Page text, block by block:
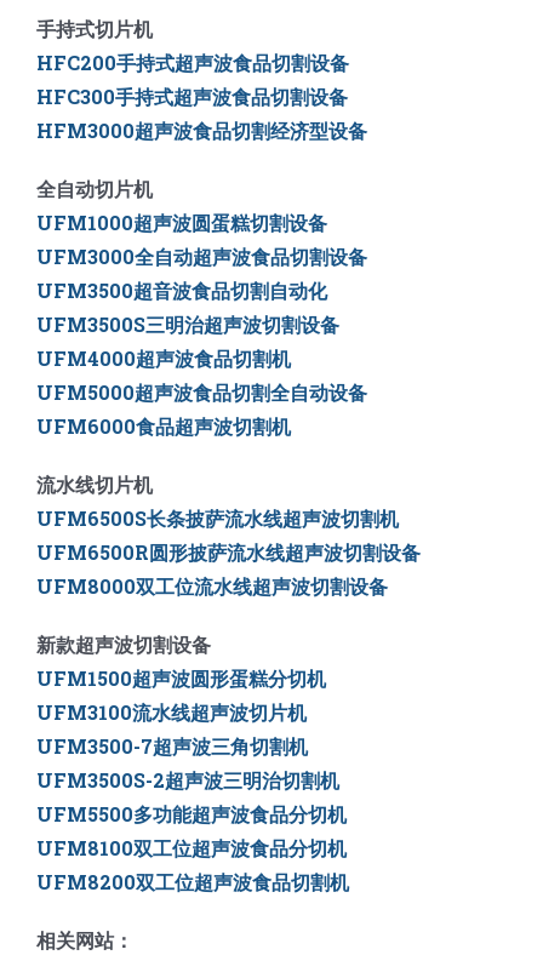
手持式切片机
HFC200手持式超声波食品切割设备
HFC300手持式超声波食品切割设备
HFM3000超声波食品切割经济型设备
全自动切片机
UFM1000超声波圆蛋糕切割设备
UFM3000全自动超声波食品切割设备
UFM3500超音波食品切割自动化
UFM3500S三明治超声波切割设备
UFM4000超声波食品切割机
UFM5000超声波食品切割全自动设备
UFM6000食品超声波切割机
流水线切片机
UFM6500S长条披萨流水线超声波切割机
UFM6500R圆形披萨流水线超声波切割设备
UFM8000双工位流水线超声波切割设备
新款超声波切割设备
UFM1500超声波圆形蛋糕分切机
UFM3100流水线超声波切片机
UFM3500-7超声波三角切割机
UFM3500S-2超声波三明治切割机
UFM5500多功能超声波食品分切机
UFM8100双工位超声波食品分切机
UFM8200双工位超声波食品切割机
相关网站：